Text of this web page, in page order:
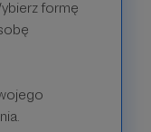
formę